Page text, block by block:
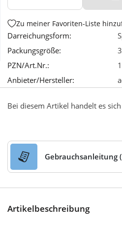
Tierbedarf
Wellness
Zu meiner Favoriten-Liste
Darreichungsform:
Packungsgröße:
PZN/Art.Nr.:
Anbieter/Hersteller:
Bei diesem Artikel handelt es
Gebrauchsanleitung
Artikelbeschreibung